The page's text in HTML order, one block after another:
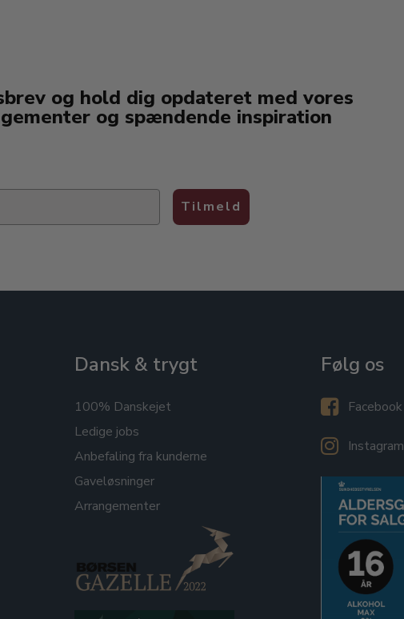
og hold dig opdateret med vores
og spændende inspiration
Tilmeld
Dansk & trygt
100% Danskejet
Ledige jobs
Anbefaling fra kunderne
Gaveløsninger
Arrangementer
Følg os
Facebook
Instagram